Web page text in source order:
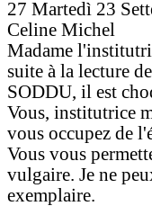
27 Martedì 23
Celine Michel
Madame
suite à la lecture
SODDU, il est
Vous, institutrice
vous occupez de
Vous vous
vulgaire. Je ne
exemplaire.